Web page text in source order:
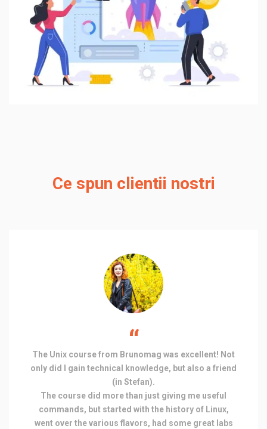
Ce spun clientii nostri
The Unix course from Brunomag was excellent! Not
only did I gain technical knowledge, but also a friend
(in Stefan).
The course did more than just giving me useful
commands, but started with the history of Linux,
went over the various flavors, had some great labs